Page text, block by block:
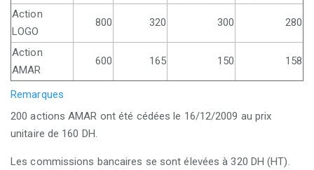
Action
LOGO
800 320 300 280
Action
AMAR
600 165 150 158
Remarques
200 actions AMAR ont été cédées le 16/12/2009 au prix
unitaire de 160 DH.
Les commissions bancaires se sont élevées à 320 DH (HT).